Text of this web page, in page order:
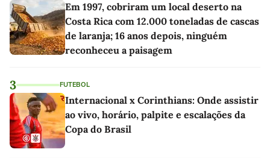
Em 1997, cobriram um local deserto na
Costa Rica com 12.000 toneladas de cascas
de laranja; 16 anos depois, ninguém
reconheceu a paisagem
3 FUTEBOL
Internacional x Corinthians: Onde assistir
ao vivo, horário, palpite e escalações da
Copa do Brasil